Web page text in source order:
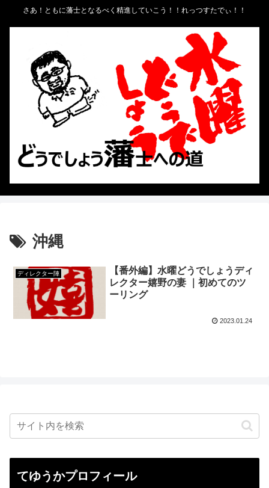
さあ！ともに藩士となるべく精進していこう！！れっつすたでぃ！！
沖縄
ディレクター陣
【番外編】水曜どうでしょうディ
レクター嬉野の妻 ｜初めてのツ
ーリング
2023.01.24
てゆうかプロフィール